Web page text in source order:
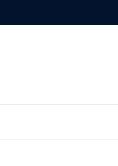
para el control de insectos.